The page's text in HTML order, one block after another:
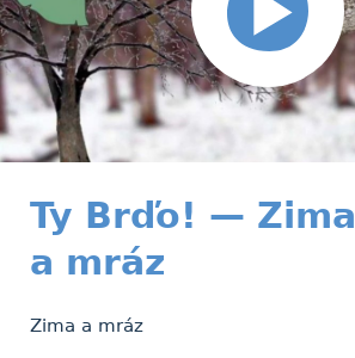
Ty Brďo! — Zima
a mráz
Zima a mráz